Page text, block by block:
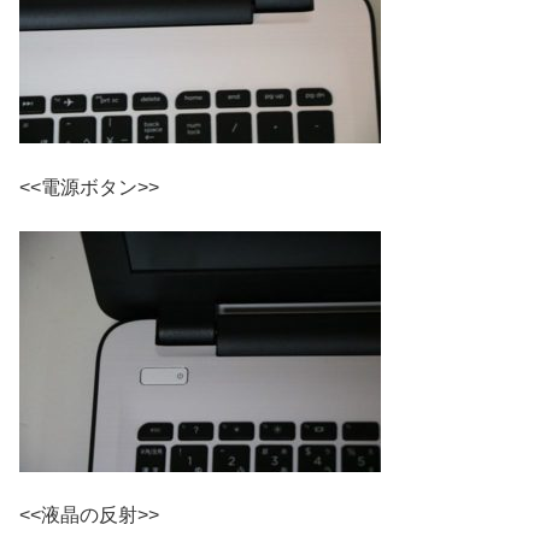
<<電源ボタン>>
<<液晶の反射>>